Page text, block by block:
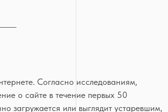
Согласно исследованиям,
о сайте в течение первых 50
загружается или выглядит устаревшим,